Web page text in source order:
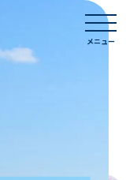
メニュー